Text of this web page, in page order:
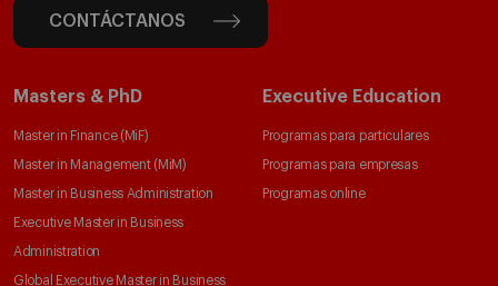
CONTÁCTANOS
Masters & PhD
Master in Finance (MiF)
Master in Management (MiM)
Master in Business Administration
Executive Master in Business
Administration
Global Executive Master in Business
Executive Education
Programas para particulares
Programas para empresas
Programas online